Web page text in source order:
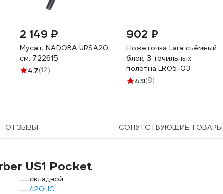
2 149 ₽
Мусат, NADOBA URSA20
см, 722615
4.7(12)
902 ₽
Ножеточка Lara съёмный
блок, 3 точильных
полотна LR05-03
4.9(8)
ОТЗЫВЫ СОПУТСТВУЮЩИЕ ТОВАРЫ
US1 Pocket
складной
420НС